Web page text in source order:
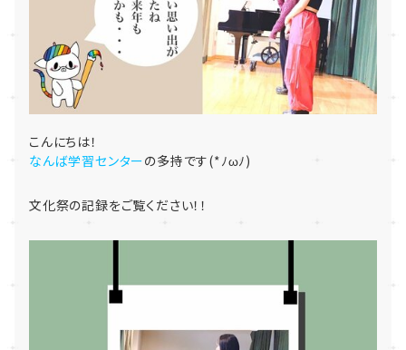
こんにちは！
なんば学習センターの多持です(*ﾉωﾉ)
文化祭の記録をご覧ください！！